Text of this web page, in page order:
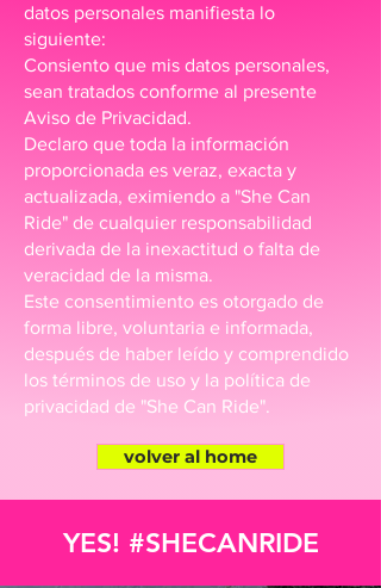
datos personales manifiesta lo
siguiente:
Consiento que mis datos personales,
sean tratados conforme al presente
Aviso de Privacidad.
Declaro que toda la información
proporcionada es veraz, exacta y
actualizada, eximiendo a "She Can
Ride" de cualquier responsabilidad
derivada de la inexactitud o falta de
veracidad de la misma.
Este consentimiento es otorgado de
forma libre, voluntaria e informada,
después de haber leído y comprendido
los términos de uso y la política de
privacidad de "She Can Ride".
volver al home
YES! #SHECANRIDE